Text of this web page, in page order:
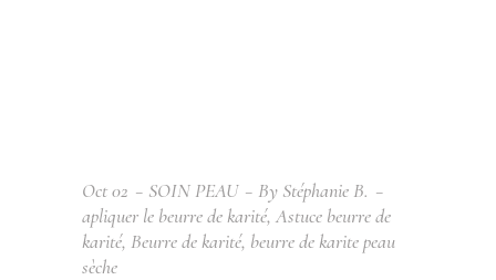
Oct02 SOIN PEAU By Stéphanie B.
apliquer le beurre de karité, Astuce beurre de
karité, Beurre de karité, beurre de karite peau
sèche